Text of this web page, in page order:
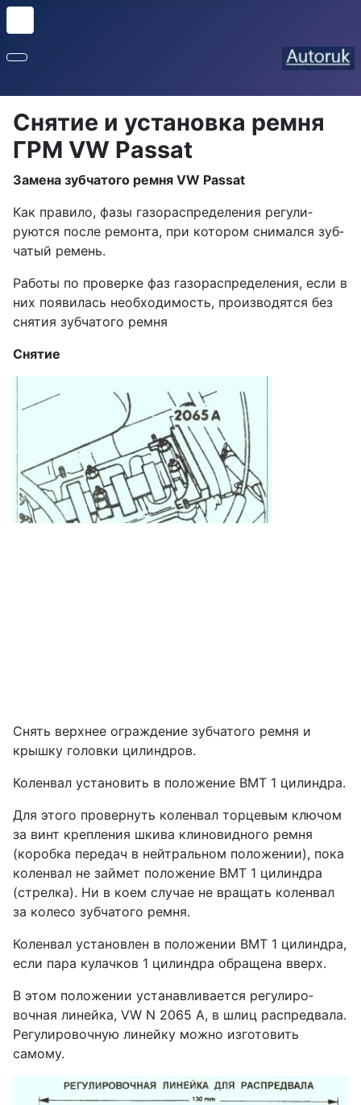
Снятие и установка ремня
ГРМ VW Passat
Замена зубчатого ремня VW Passat
Как правило, фазы газораспределения регули­
руются после ремонта, при котором снимался зуб­
чатый ремень.
Работы по проверке фаз газорас­пределения, если в
них появилась необходимость, производятся без
снятия зубчатого ремня
Снятие
Снять верхнее ограждение зубчатого ремня и
крышку головки цилиндров.
Коленвал установить в положение ВМТ 1 цилинд­ра.
Для этого провернуть коленвал торцевым клю­чом
за винт крепления шкива клиновидного ремня
(коробка передач в нейтральном положении), пока
коленвал не займет положение ВМТ 1 цилиндра
(стрелка). Ни в коем случае не вращать коленвал
за колесо зубчатого ремня.
Коленвал установлен в положении ВМТ 1 цилинд­ра,
если пара кулачков 1 цилиндра обращена вверх.
В этом положении устанавливается регулиро­
вочная линейка, VW N 2065 А, в шлиц распредвала.
Регулировочную линейку можно изготовить
самому.